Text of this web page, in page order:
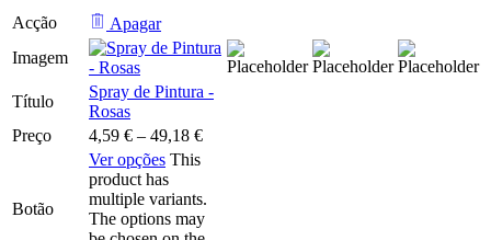
Acção
Apagar
Imagem
Título
Spray de Pintura -
Rosas
Preço
4,59 € – 49,18 €
Botão
Ver opções This
product has
multiple variants.
The options may